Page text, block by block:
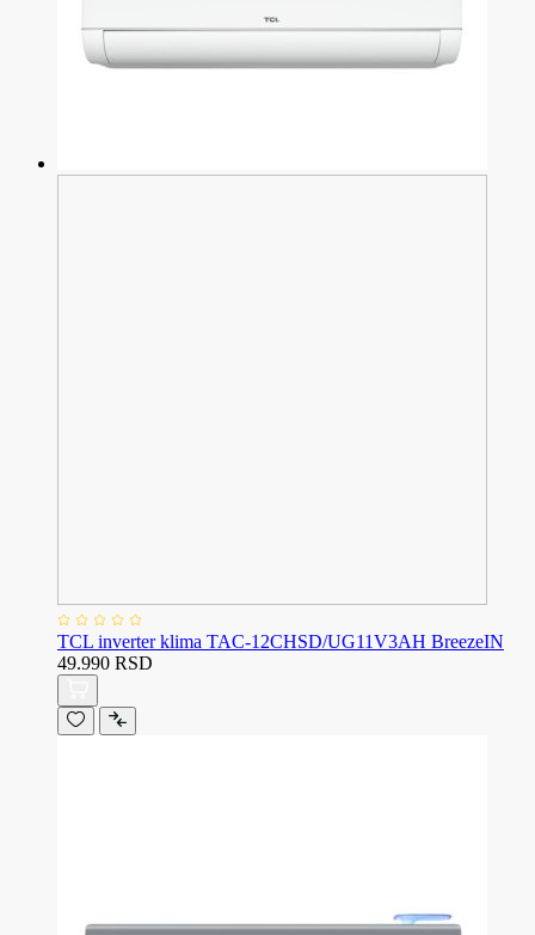
TCL inverter klima TAC-12CHSD/UG11V3AH BreezeIN
49.990 RSD